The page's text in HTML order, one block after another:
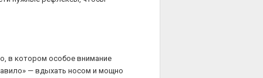
в котором особое внимание
— вдыхать носом и мощно